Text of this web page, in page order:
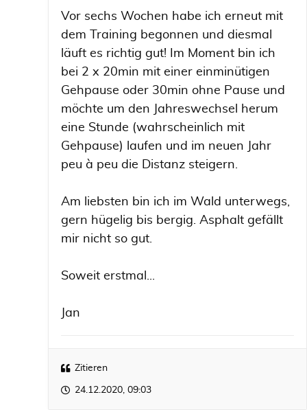
Vor sechs Wochen habe ich erneut mit
dem Training begonnen und diesmal
läuft es richtig gut! Im Moment bin ich
bei 2 x 20min mit einer einminütigen
Gehpause oder 30min ohne Pause und
möchte um den Jahreswechsel herum
eine Stunde (wahrscheinlich mit
Gehpause) laufen und im neuen Jahr
peu à peu die Distanz steigern.
Am liebsten bin ich im Wald unterwegs,
gern hügelig bis bergig. Asphalt gefällt
mir nicht so gut.
Soweit erstmal...
Jan
Zitieren
24.12.2020, 09:03